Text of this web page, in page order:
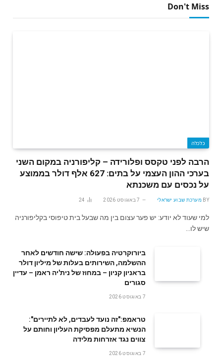
Don't Miss
כלכלה
הרבה לפני טקסס ופלורידה – קליפורניה במקום השני
בערכי ההון העצמי על בתים: 627 אלף דולר בממוצע
על נכסים עם משכנתא
BY מערכת שבוע ישראלי 7 באוגוסט 2026 24
למי שעוד לא יודע: יש פער עצום בין מה שבעל בית טיפוסי בקליפורניה
שיש לו…
ביורוקרטיה בפעולה: שישה חודשים לאחר
ההשלמה, השירותים בעלות של מיליון דולר
בראניון קניון – במחוז של נית'יה ראמן – עדיין
סגורים
7 באוגוסט 2026
טראמפ:"זה נועד לעבדים, לא לתיירים":
הנשיא מתעלם מפסיקת העליון וחותם על
צווים נגד אזרחות מלידה
7 באוגוסט 2026